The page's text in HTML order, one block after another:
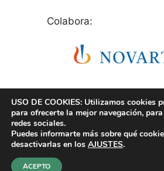
Colabora:
© Copyright 2026 ASENDHI -
USO DE COOKIES: Utilizamos cookies
para ofrecerte la mejor navegación,
redes sociales.
Puedes informarte más sobre qué
desactivarlas en los AJUSTES.
ACEPTO